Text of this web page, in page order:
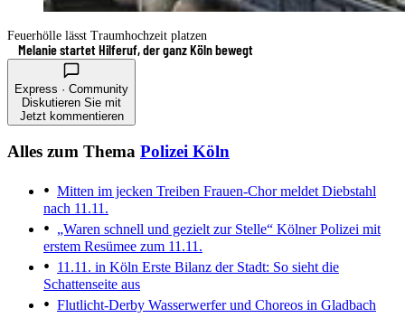
Feuerhölle lässt Traumhochzeit platzen
Melanie startet Hilferuf, der ganz Köln bewegt
Express · Community
Diskutieren Sie mit
Jetzt kommentieren
Alles zum Thema Polizei Köln
Mitten im jecken Treiben Frauen-Chor meldet Diebstahl
nach 11.11.
„Waren schnell und gezielt zur Stelle“ Kölner Polizei mit
erstem Resümee zum 11.11.
11.11. in Köln Erste Bilanz der Stadt: So sieht die
Schattenseite aus
Flutlicht-Derby Wasserwerfer und Choreos in Gladbach